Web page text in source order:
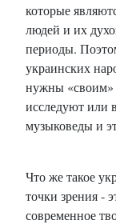
которые
людей и их
периоды.
украинских
нужны «своим»
исследуют или
музыковеды и
Что же такое
точки зрения -
современное